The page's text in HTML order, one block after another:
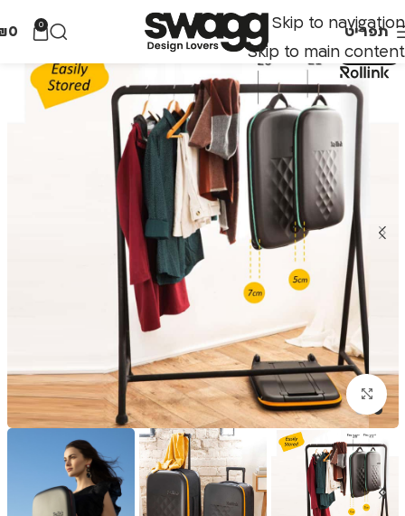
Skip to navigation
Skip to main content
תפריט 0
0
אזל מהמלאי
לחצו להגדלה